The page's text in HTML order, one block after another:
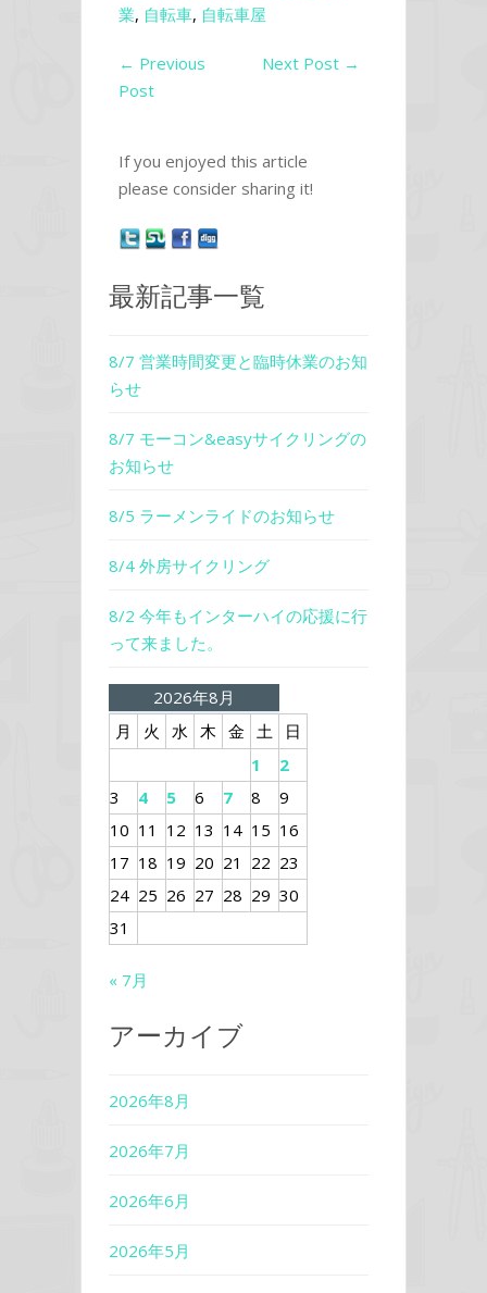
業, 自転車, 自転車屋
← Previous
Post
Next Post →
If you enjoyed this article
please consider sharing it!
最新記事一覧
8/7 営業時間変更と臨時休業のお知
らせ
8/7 モーコン&easyサイクリングの
お知らせ
8/5 ラーメンライドのお知らせ
8/4 外房サイクリング
8/2 今年もインターハイの応援に行
って来ました。
2026年8月
月
火 水 木 金 土
日
1
2
3
4 5 6 7 8
9
10 11 12 13 14 15 16
17 18 19 20 21 22 23
24 25 26 27 28 29 30
31
« 7月
アーカイブ
2026年8月
2026年7月
2026年6月
2026年5月